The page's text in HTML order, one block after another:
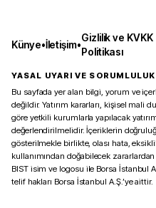
Künye•İletişim•
Gizlilik ve KVKK
Politikası
YASAL UYARI VE SORUMLULUK
Bu sayfada yer alan bilgi, yorum ve
değildir. Yatırım kararları, kişisel
göre yetkili kurumlarla yapılacak
değerlendirilmelidir. İçeriklerin
gösterilmekle birlikte, olası hata,
kullanımından doğabilecek
BIST isim ve logosu ile Borsa İstanbul
telif hakları Borsa İstanbul A.Ş.’ye aittir.